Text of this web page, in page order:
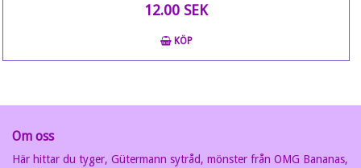
12.00 SEK
KÖP
Om oss
Här hittar du tyger, Gütermann sytråd, mönster från OMG Bananas,